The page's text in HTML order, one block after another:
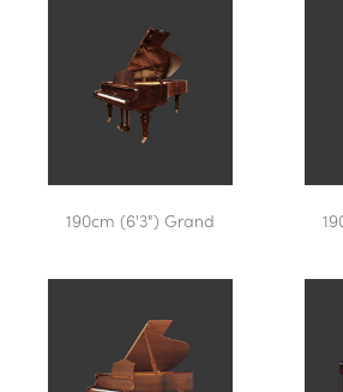
190cm (6'3") Grand